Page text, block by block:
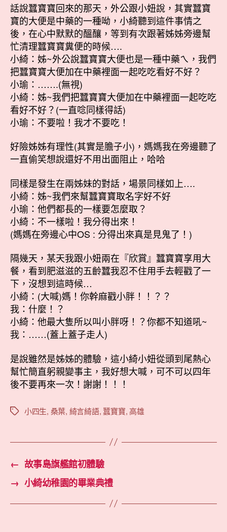
話說蠶寶寶回來的那天，外公跟小妞說，其實蠶寶
寶的大便是中藥的一種呦，小綺聽到這件事情之
後，在心中默默的醞釀，等到有次跟著姊姊旁邊幫
忙清理蠶寶寶糞便的時候….
小綺：姊~外公說蠶寶寶大便也是一種中藥ㄟ，我們
把蠶寶寶大便加在中藥裡面一起吃吃看好不好？
小瑜：…….(無視)
小綺：姊~我們把蠶寶寶大便加在中藥裡面一起吃吃
看好不好？(一直唸同樣得話)
小瑜：不要啦！我才不要吃！
好險姊姊有理性(其實是膽子小)，媽媽我在旁邊聽了
一直偷笑想說還好不用出面阻止，哈哈
同樣是發生在兩姊妹的對話，場景同樣如上….
小綺：姊~我們來幫蠶寶寶取名字好不好
小瑜：他們都長的一樣要怎麼取？
小綺：不一樣啦！我分得出來！
(媽媽在旁邊心中OS : 分得出來真是見鬼了！)
隔幾天，某天我跟小妞兩在『欣賞』蠶寶寶享用大
餐，看到肥滋滋的五齡蠶我忍不住用手去輕戳了一
下，沒想到這時候…
小綺：(大喊)媽！你幹麻戳小胖！！？？
我：什麼！？
小綺：他最大隻所以叫小胖呀！？你都不知道吼~
我：……(蓋上蓋子走人)
是說雖然是姊姊的體驗，這小綺小妞從頭到尾熱心
幫忙簡直躬親變事主，我好想大喊，可不可以四年
後不要再來一次！謝謝！！！
標
小四生, 桑葉, 綺言綺語, 蠶寶寶, 高雄
← 故事島旗艦館初體驗
→ 小綺幼稚園的畢業典禮